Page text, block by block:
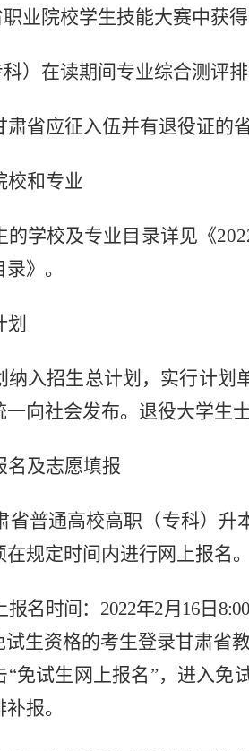
业院校学生技能大赛中获
）在读期间专业综合测评
肃省应征入伍并有退役证的
校和专业
的学校及专业目录详见《
》。
纳入招生总计划，实行计划
向社会发布。退役大学生
名及志愿填报
省普通高校高职（专科）
规定时间内进行网上报名。
上报名时间：2022年2月16日
试生资格的考生登录甘肃省
“免试生网上报名”，进入免
报。